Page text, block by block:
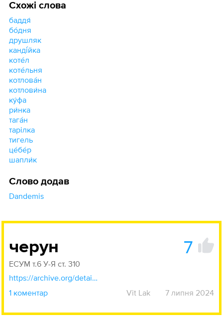
Схожі слова
баддя́
бо́дня
друшляк
канді́йка
коте́л
коте́льня
котлова́н
котлови́на
ку́фа
ри́нка
тага́н
тарілка
тигель
це́бе́р
шапли́к
Слово додав
Dandemis
черун 7
ЕСУМ т.6 У-Я ст. 310
https://archive.org/details/etslukrmov6/page/n309/mode/1up?q=черун
1 коментар
Vit Lak 7 липня 2024